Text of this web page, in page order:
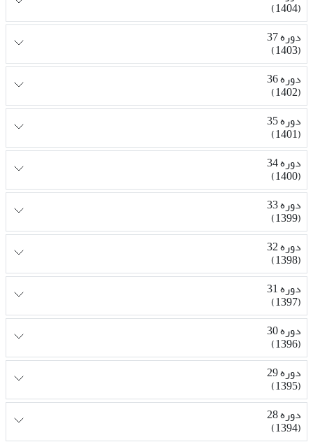
(1404)
دوره 37
(1403)
دوره 36
(1402)
دوره 35
(1401)
دوره 34
(1400)
دوره 33
(1399)
دوره 32
(1398)
دوره 31
(1397)
دوره 30
(1396)
دوره 29
(1395)
دوره 28
(1394)